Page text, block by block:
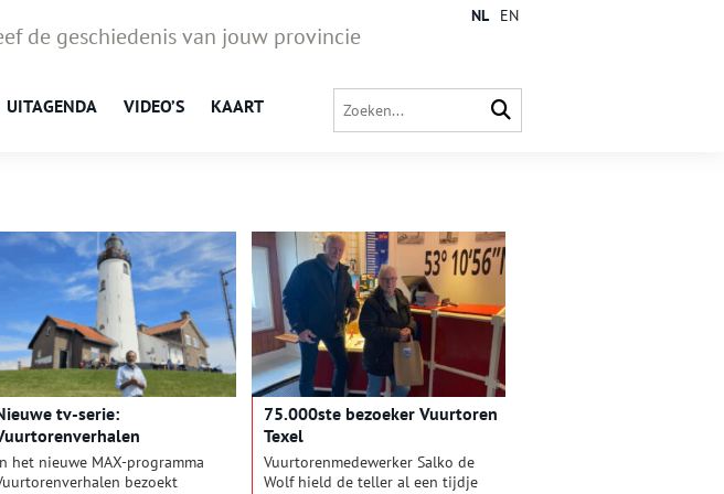
de geschiedenis van jouw provincie
UITAGENDA VIDEO’S KAART
NL EN
tv-serie:
het nieuwe MAX-programma
bezoekt
75.000ste bezoeker Vuurtoren
Texel
Vuurtorenmedewerker Salko de
Wolf hield de teller al een tijdje